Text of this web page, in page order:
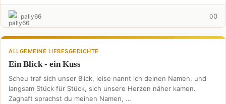
pally66 00
ALLGEMEINE LIEBESGEDICHTE
Ein Blick - ein Kuss
Scheu traf sich unser Blick, leise nannt ich deinen Namen, und
langsam Stück für Stück, sich unsere Herzen näher kamen.
Zaghaft sprachst du meinen Namen, …